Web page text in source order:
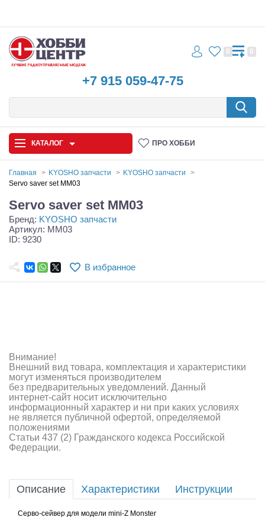
+7 915 059-47-75
0 0
КАТАЛОГ ПРО ХОББИ
Запчасти и аксессуары
Игрушки
Самолеты
Аппаратура и электроника
Аккумуляторы и батарейки
Зарядные устройства и блоки питания
Двигатели
Инструмент,измерительные приборы,расходники
Оптовая продажа запчастей для моделей
Главная KYOSHO запчасти
KYOSHO запчасти
Servo saver set MM03
Servo saver set MM03
Бренд: KYOSHO запчасти
Артикул: MM03
ID: 9230
В избранное
Внимание!
Внешний вид товара, комплектация и характеристики
могут изменяться производителем
без предварительных уведомлений. Данный
интернет-сайт носит исключительно
информационный характер и ни при каких условиях
не является публичной офертой, определяемой
положениями
Статьи 437 (2) Гражданского кодекса Российской
Федерации.
Описание Характеристики Инструкции
Серво-сейвер для модели mini-Z Monster